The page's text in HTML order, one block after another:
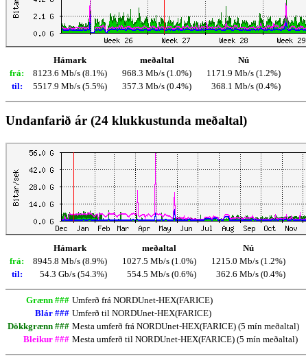
Hámark meðaltal
Nú
frá:
8123.6 Mb/s (8.1%) 968.3 Mb/s (1.0%)
1171.9 Mb/s (1.2%)
til:
5517.9 Mb/s (5.5%) 357.3 Mb/s (0.4%) 368.1 Mb/s (0.4%)
Undanfarið ár (24 klukkustunda meðaltal)
Hámark meðaltal
Nú
frá:
8945.8 Mb/s (8.9%) 1027.5 Mb/s (1.0%)
1215.0 Mb/s (1.2%)
til:
54.3 Gb/s (54.3%) 554.5 Mb/s (0.6%) 362.6 Mb/s (0.4%)
Grænn ### Umferð frá NORDUnet-HEX(FARICE)
Blár ### Umferð til NORDUnet-HEX(FARICE)
Dökkgrænn ### Mesta umferð frá NORDUnet-HEX(FARICE) (5 mín meðaltal)
Bleikur ### Mesta umferð til NORDUnet-HEX(FARICE) (5 mín meðaltal)